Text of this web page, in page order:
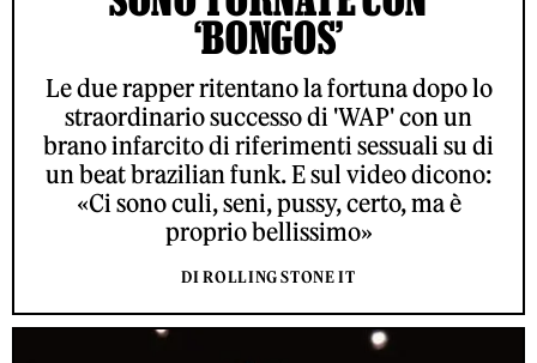
‘BONGOS’
Le due rapper ritentano la fortuna dopo lo
straordinario successo di 'WAP' con un
brano infarcito di riferimenti sessuali su di
un beat brazilian funk. E sul video dicono:
«Ci sono culi, seni, pussy, certo, ma è
proprio bellissimo»
DI ROLLING STONE IT